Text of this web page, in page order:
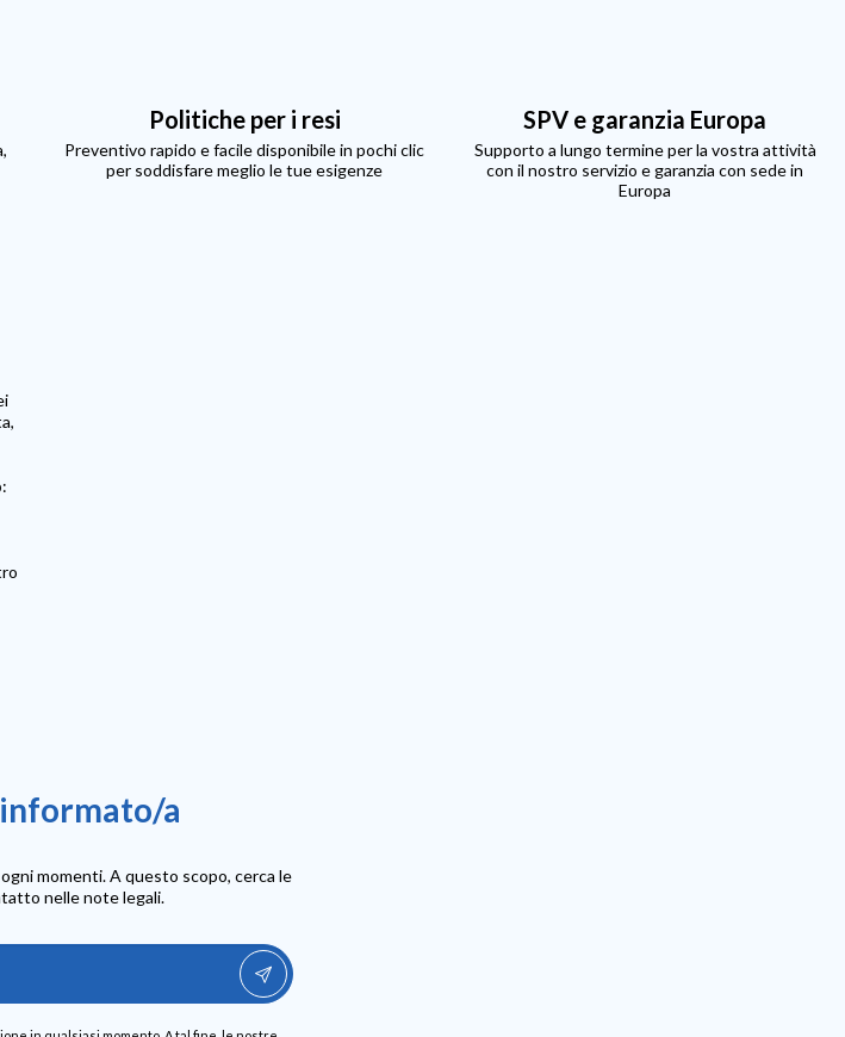
a
momenti. A questo scopo, cerca le
nelle note legali.
Politiche per i resi
Preventivo rapido e facile disponibile in pochi clic
per soddisfare meglio le tue esigenze
SPV e garanzia Europa
Supporto a lungo termine per la vostra attività
con il nostro servizio e garanzia con sede in
Europa